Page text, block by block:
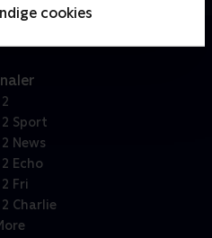
cookies
2 Sport
2 News
2 Echo
2 Fri
2 Charlie